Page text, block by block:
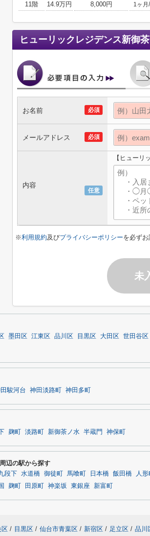
11階
14.9万円 8,000円 1ヶ月 /
ヒューリックレジデンス新御
必須
お名前
必須
メールアドレス
任意
内容
【ヒューリ
※利用規約及びプライバシーポリシーを必ず
未
墨田区 江東区 品川区 目黒区 大田区 世田谷区
駿河台 神田淡路町 神田多町
麹町 淡路町 新御茶ノ水 半蔵門 神保町
辺の駅から探す
段下 水道橋 御徒町 馬喰町 日本橋 飯田橋 人形
麹町 田原町 神楽坂 東銀座 新富町
区 / 目黒区 / 仙台市青葉区 / 新宿区 / 足立区 / 品川